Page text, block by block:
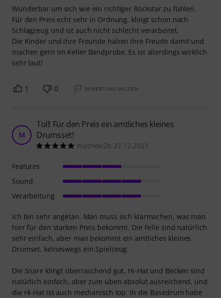
Wunderbar um sich wie ein richtiger Rockstar zu fühlen.
Für den Preis echt sehr in Ordnung, klingt schon nach
Schlagzeug und ist auch nicht schlecht verarbeitet.
Die Kinder und ihre Freunde haben ihre Freude damit und
machen gern im Keller Bandprobe. Es ist allerdings wirklich
sehr laut!
1 0 BEWERTUNG MELDEN
M
Toll! Für den Preis ein amtliches kleines
Drumsset!
mathew2b 27.12.2023
Ich bin sehr angetan. Man muss sich klarmachen, was man
hier für den starken Preis bekommt. Die Felle sind natürlich
sehr einfach, aber man bekommt ein amtliches kleines
Drumset, keineswegs ein Spielzeug.
Die Snare klingt überraschend gut, Hi-Hat und Becken sind
natürlich einfach, aber zum üben absolut ausreichend, und
die Hi-Hat ist auch mechanisch top. In die Basedrum habe
Features
Sound
Verarbeitung